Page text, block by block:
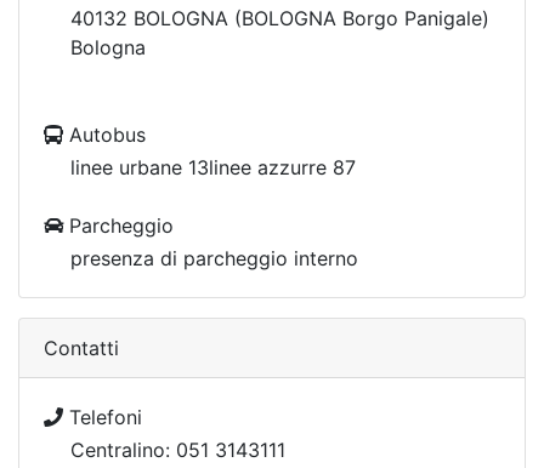
40132 BOLOGNA (BOLOGNA Borgo Panigale)
Bologna
Autobus
linee urbane 13linee azzurre 87
Parcheggio
presenza di parcheggio interno
Contatti
Telefoni
Centralino: 051 3143111